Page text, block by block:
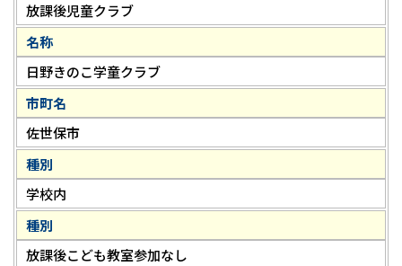
放課後児童クラブ
名称
日野きのこ学童クラブ
市町名
佐世保市
種別
学校内
種別
放課後こども教室参加なし